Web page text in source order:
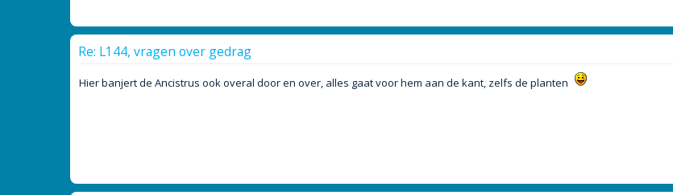
Re: L144, vragen over gedrag
Hier banjert de Ancistrus ook overal door en over, alles gaat voor hem aan de kant, zelfs de planten